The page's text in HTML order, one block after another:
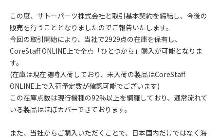
この度、サトーパーツ株式会社と取引基本契約を締結し、今後の
販売を行うこととなりましたのでご報告いたします。
今回の取引開始により、当社で2929点の在庫を保有し、
CoreStaff ONLINE上で全点「ひとつから」購入が可能となりま
す。
(在庫は現在随時入荷しており、未入荷の製品はCoreStaff
ONLINE上で入荷予定数が確認可能でございます)
この在庫点数は現行機種の92%以上を網羅しており、通常流れて
いる製品はほぼカバーできております。
また、当社からご購入いただくことで、日本国内だけではなく海